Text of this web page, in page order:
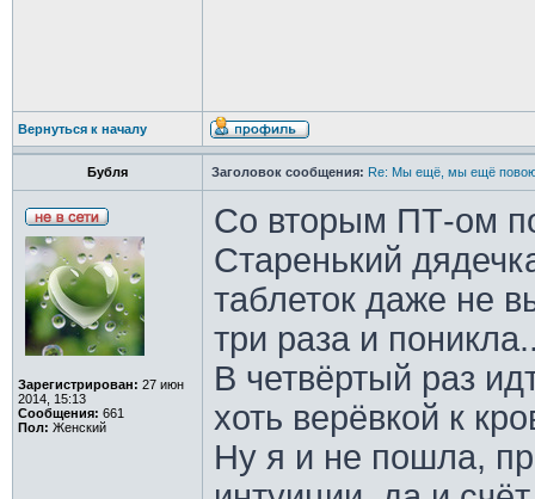
Вернуться к началу
Бубля Заголовок сообщения: Re: Мы ещё, мы ещё
Зарегистрирован: 27 июн
2014, 15:13
Сообщения: 661
Пол: Женский
Со вторым ПТ-ом
Старенький
таблеток даже не
три раза и
В четвёртый раз
хоть верёвкой к
Ну я и не пошла,